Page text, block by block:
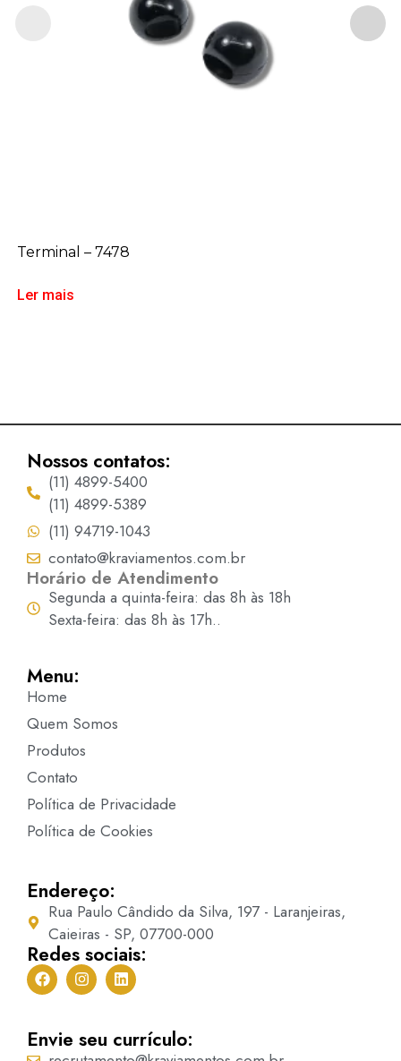
Terminal – 7478
Ler mais
Nossos contatos:
(11) 4899-5400
(11) 4899-5389
(11) 94719-1043
contato@kraviamentos.com.br
Horário de Atendimento
Segunda a quinta-feira: das 8h às 18h
Sexta-feira: das 8h às 17h..
Menu:
Home
Quem Somos
Produtos
Contato
Política de Privacidade
Política de Cookies
Endereço:
Rua Paulo Cândido da Silva, 197 - Laranjeiras,
Caieiras - SP, 07700-000
Redes sociais:
Envie seu currículo: